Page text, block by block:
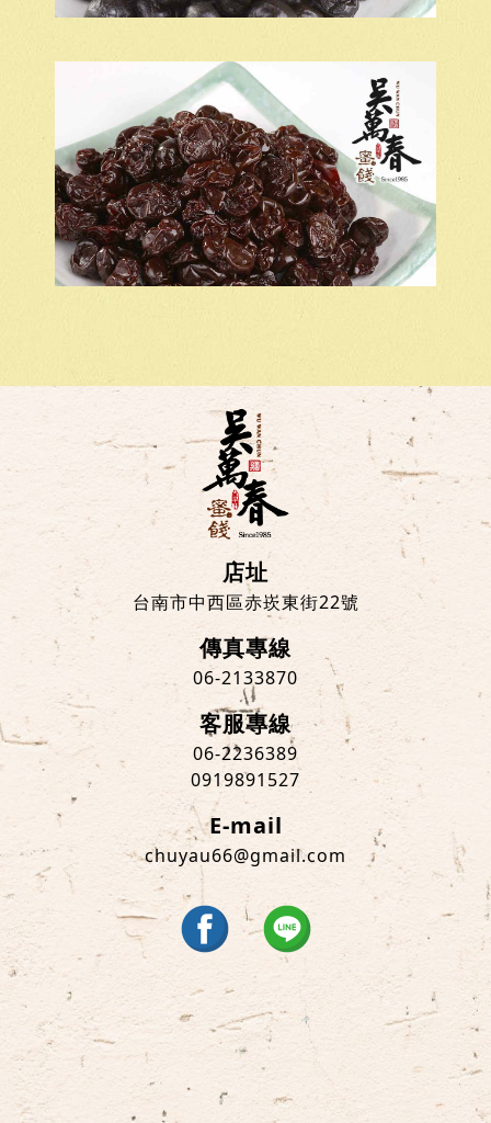
店址
台南市中西區赤崁東街22號
傳真專線
06-2133870
客服專線
06-2236389
0919891527
E-mail
chuyau66@gmail.com